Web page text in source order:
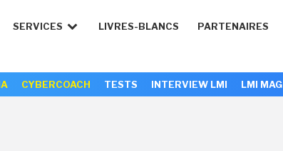
SERVICES LIVRES-BLANCS PARTENAIRES
CYBERCOACH TESTS INTERVIEW LMI LMI MAG